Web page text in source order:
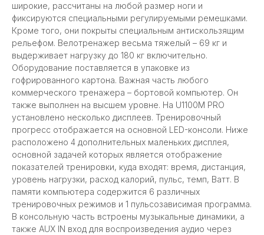
широкие, рассчитаны на любой размер ноги и
фиксируются специальными регулируемыми ремешками.
Кроме того, они покрыты специальным антискользящим
рельефом. Велотренажер весьма тяжелый – 69 кг и
выдерживает нагрузку до 180 кг включительно.
Оборудование поставляется в упаковке из
гофрированного картона. Важная часть любого
коммерческого тренажера – бортовой компьютер. Он
также выполнен на высшем уровне. На U1100M PRO
установлено несколько дисплеев. Тренировочный
прогресс отображается на основной LED-консоли. Ниже
расположено 4 дополнительных маленьких дисплея,
основной задачей которых является отображение
показателей тренировки, куда входят: время, дистанция,
уровень нагрузки, расход калорий, пульс, темп, Ватт. В
памяти компьютера содержится 6 различных
тренировочных режимов и 1 пульсозависимая программа.
В консольную часть встроены музыкальные динамики, а
также AUX IN вход для воспроизведения аудио через